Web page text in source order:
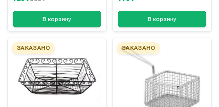
В корзину В корзину
ЗАКАЗАНО ЗАКАЗАНО